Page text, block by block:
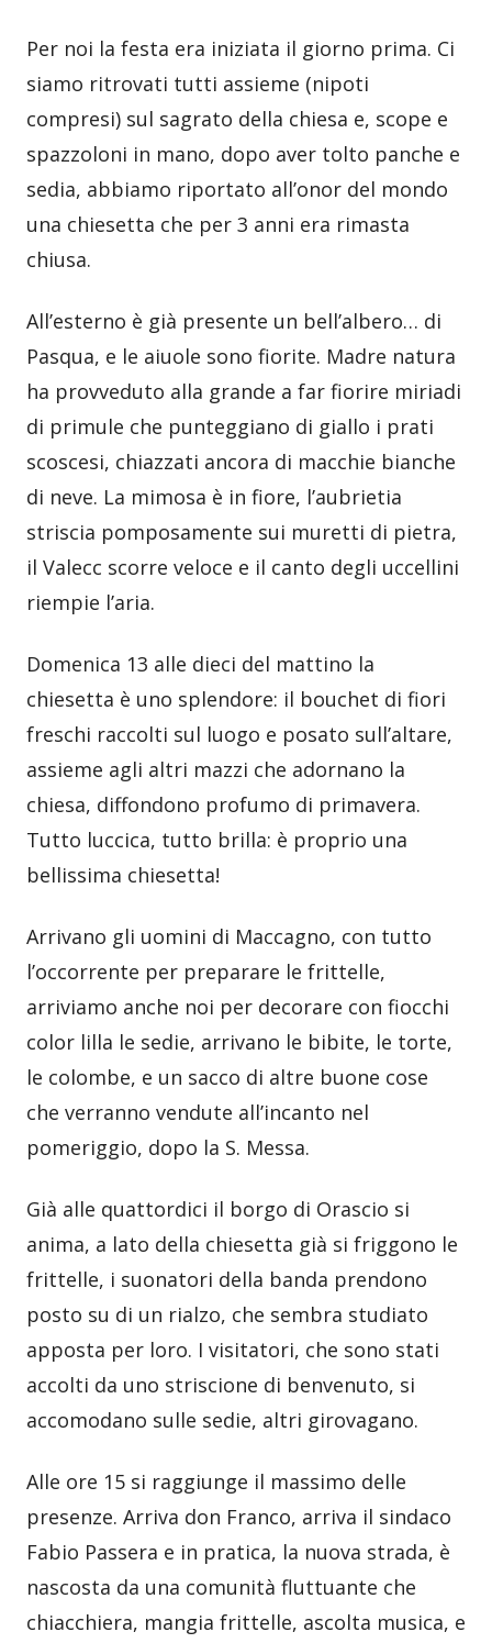
Per noi la festa era iniziata il giorno prima. Ci
siamo ritrovati tutti assieme (nipoti
compresi) sul sagrato della chiesa e, scope e
spazzoloni in mano, dopo aver tolto panche e
sedia, abbiamo riportato all’onor del mondo
una chiesetta che per 3 anni era rimasta
chiusa.
All’esterno è già presente un bell’albero… di
Pasqua, e le aiuole sono fiorite. Madre natura
ha provveduto alla grande a far fiorire miriadi
di primule che punteggiano di giallo i prati
scoscesi, chiazzati ancora di macchie bianche
di neve. La mimosa è in fiore, l’aubrietia
striscia pomposamente sui muretti di pietra,
il Valecc scorre veloce e il canto degli uccellini
riempie l’aria.
Domenica 13 alle dieci del mattino la
chiesetta è uno splendore: il bouchet di fiori
freschi raccolti sul luogo e posato sull’altare,
assieme agli altri mazzi che adornano la
chiesa, diffondono profumo di primavera.
Tutto luccica, tutto brilla: è proprio una
bellissima chiesetta!
Arrivano gli uomini di Maccagno, con tutto
l’occorrente per preparare le frittelle,
arriviamo anche noi per decorare con fiocchi
color lilla le sedie, arrivano le bibite, le torte,
le colombe, e un sacco di altre buone cose
che verranno vendute all’incanto nel
pomeriggio, dopo la S. Messa.
Già alle quattordici il borgo di Orascio si
anima, a lato della chiesetta già si friggono le
frittelle, i suonatori della banda prendono
posto su di un rialzo, che sembra studiato
apposta per loro. I visitatori, che sono stati
accolti da uno striscione di benvenuto, si
accomodano sulle sedie, altri girovagano.
Alle ore 15 si raggiunge il massimo delle
presenze. Arriva don Franco, arriva il sindaco
Fabio Passera e in pratica, la nuova strada, è
nascosta da una comunità fluttuante che
chiacchiera, mangia frittelle, ascolta musica, e